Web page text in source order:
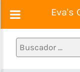
Eva's
Decoraciones
y